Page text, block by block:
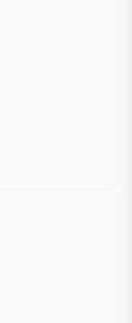
Kurumsal